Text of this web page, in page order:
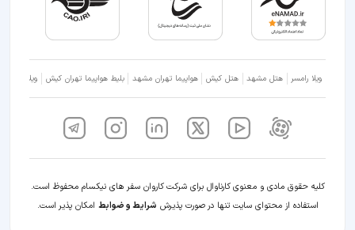
ویلا رامسر هتل مشهد هتل کیش هواپیما تهران مشهد بلیط هواپیما تهران کیش ویلا شمال
کلیه حقوق مادی و معنوی کارناوال برای شرکت کاروان سفر های نیکسام محفوظ است.
استفاده از محتوای سایت تنها در صورت پذیرش شرایط و ضوابط امکان پذیر است.